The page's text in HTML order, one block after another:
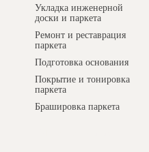
Укладка инженерной
доски и паркета
Ремонт и реставрация
паркета
Подготовка основания
Покрытие и тонировка
паркета
Брашировка паркета